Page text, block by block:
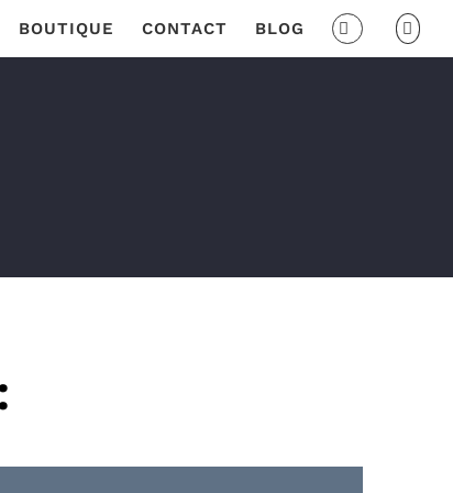
BOUTIQUE CONTACT BLOG